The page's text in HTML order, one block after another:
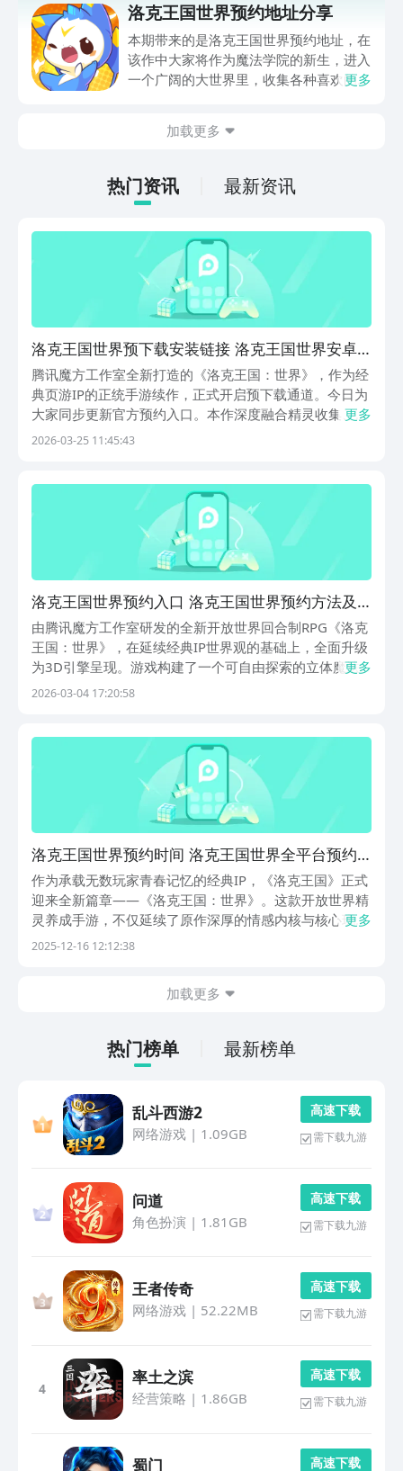
如果该游戏还没有上线，那么就直接去预
约，等到游戏上线之后就可以体验游戏所
带来的乐趣。
洛克王国世界预约地址分享
本期带来的是洛克王国世界预约地址，在
该作中大家将作为魔法学院的新生，进入
一个广阔的大世界里，收集各种喜欢的精
趣的剧情故事，由于很多一直关注本作的
下预约链接，大家可以点击下方按钮到九
游中预约，这样到上线时不仅会受到下载
更多
加载更多
热门资讯 最新资讯
洛克王国世界预下载安装链接 洛克王国世界安卓
iOS预预约渠道汇总
腾讯魔方工作室全新打造的《洛克王国：世界》，作为经
典页游IP的正统手游续作，正式开启预下载通道。今日为
大家同步更新官方预约入口。本作深度融合精灵收集、开
放世界探索与策略养成玩法，玩家将化身魔法学院新生，
更多
2026-03-25 11:45:43
洛克王国世界预约入口 洛克王国世界预约方法及
渠道汇总
由腾讯魔方工作室研发的全新开放世界回合制RPG《洛克
王国：世界》，在延续经典IP世界观的基础上，全面升级
为3D引擎呈现。游戏构建了一个可自由探索的立体魔法
大陆，融合沉浸式剧情、策略性战斗与深度精灵养成体
更多
2026-03-04 17:20:58
洛克王国世界预约时间 洛克王国世界全平台预约
渠道汇总
作为承载无数玩家青春记忆的经典IP，《洛克王国》正式
迎来全新篇章——《洛克王国：世界》。这款开放世界精
灵养成手游，不仅延续了原作深厚的情感内核与核心玩
法，更在世界观构建、精灵生态与战斗系统上实现全面升
更多
2025-12-16 12:12:38
加载更多
热门榜单 最新榜单
乱斗西游2
网络游戏| 1.09GB
高 速 下 载
需下载九游
问道
角色扮演 | 1.81GB
高 速 下 载
需下载九游
王者传奇
网络游戏| 52.22MB
高 速 下 载
需下载九游
4
率土之滨
经营策略 | 1.86GB
高 速 下 载
需下载九游
蜀门 高 速 下 载